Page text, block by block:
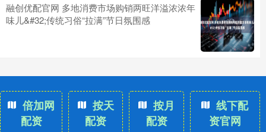
融创优配官网 多地消费市场购销两旺洋溢浓浓年
味儿&#32;传统习俗“拉满”节日氛围感
倍加网
配资
按天
配资
按月
配资
线下配
资官网